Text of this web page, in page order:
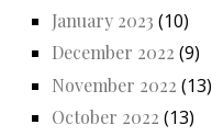
January 2023 (10)
December 2022 (9)
November 2022 (13)
October 2022 (13)